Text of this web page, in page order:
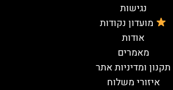
נגישות
מועדון נקודות
אודות
מאמרים
תקנון ומדיניות אתר
איזורי משלוח